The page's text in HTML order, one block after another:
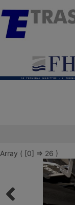
Array ( [0] => 26 )